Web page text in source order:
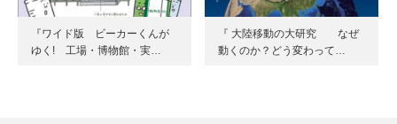
『ワイド版 ビーカーくんが
ゆく! 工場・博物館・実…
『 大陸移動の大研究 なぜ
動くのか？どう変わって…